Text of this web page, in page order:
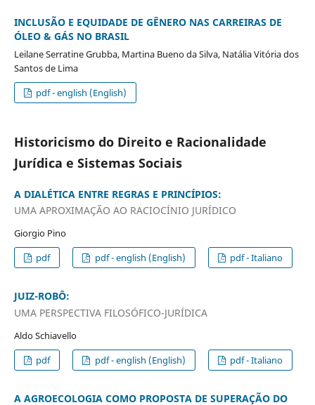
INCLUSÃO E EQUIDADE DE GÊNERO NAS CARREIRAS DE
ÓLEO & GÁS NO BRASIL
Leilane Serratine Grubba, Martina Bueno da Silva, Natália Vitória dos
Santos de Lima
pdf - english (English)
Historicismo do Direito e Racionalidade
Jurídica e Sistemas Sociais
A DIALÉTICA ENTRE REGRAS E PRINCÍPIOS:
UMA APROXIMAÇÃO AO RACIOCÍNIO JURÍDICO
Giorgio Pino
pdf
pdf - english (English) pdf - Italiano
JUIZ-ROBÔ:
UMA PERSPECTIVA FILOSÓFICO-JURÍDICA
Aldo Schiavello
pdf
pdf - english (English) pdf - Italiano
A AGROECOLOGIA COMO PROPOSTA DE SUPERAÇÃO DO